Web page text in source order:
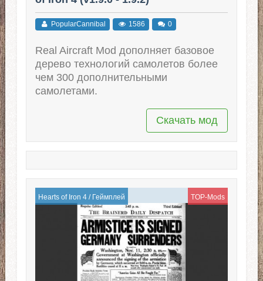
PopularCannibal 1586 0
Real Aircraft Mod дополняет базовое
дерево технологий самолетов более
чем 300 дополнительными
самолетами.
Скачать мод
Hearts of Iron 4/ Геймплей TOP-Mods